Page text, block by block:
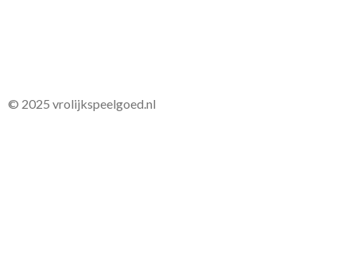
© 2025 vrolijkspeelgoed.nl